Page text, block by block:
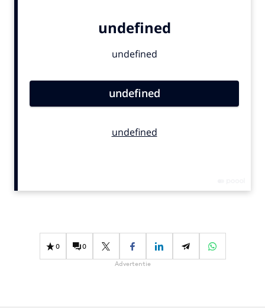
Carriere
Design
Diversiteit
Effectiviteit
0 0
Advertentie